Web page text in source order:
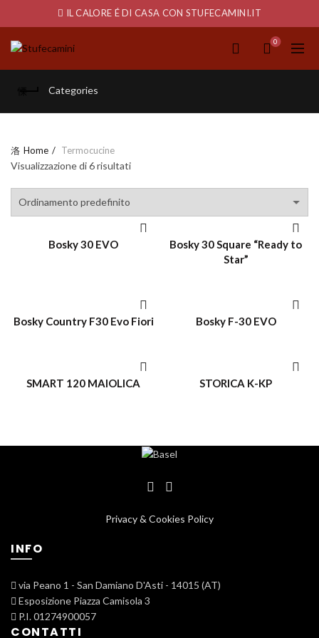
IL CALORE É DI CASA CON STUFECAMINI.IT
0
Categories
Home Termocucine
Visualizzazione di 6 risultati
ACQUISTO VELOCE
Bosky 30 EVO ACQUISTO VELOCE
Bosky 30 Square “Ready to
Star”
ACQUISTO VELOCE
Bosky Country F30 Evo Fiori ACQUISTO VELOCE
Bosky F-30 EVO
SMART 120 MAIOLICA STORICA K-KP
Privacy & Cookies Policy
INFO
via Peano 1 - San Damiano D'Asti - 14015 (AT)
Esposizione Piazza Camisola 3
P.I. 01274900057
CONTATTI